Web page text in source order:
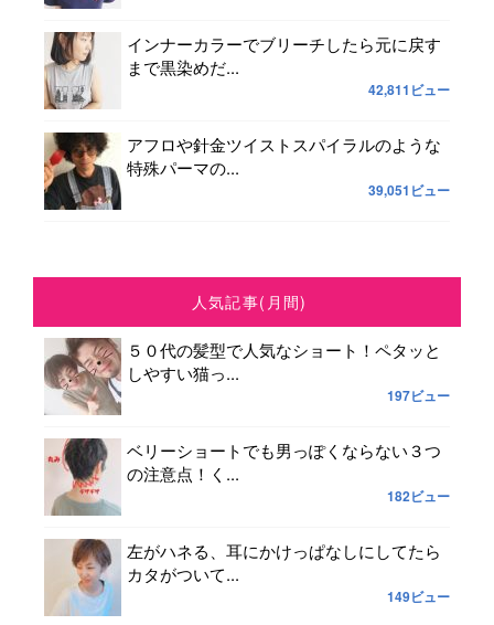
インナーカラーでブリーチしたら元に戻す
まで黒染めだ...
42,811ビュー
アフロや針金ツイストスパイラルのような
特殊パーマの...
39,051ビュー
人気記事(月間)
５０代の髪型で人気なショート！ペタッと
しやすい猫っ...
197ビュー
ベリーショートでも男っぽくならない３つ
の注意点！く...
182ビュー
左がハネる、耳にかけっぱなしにしてたら
カタがついて...
149ビュー